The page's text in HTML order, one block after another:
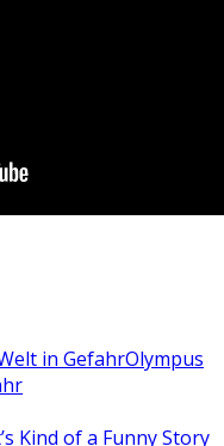
Olympus
Kind of a Funny Story